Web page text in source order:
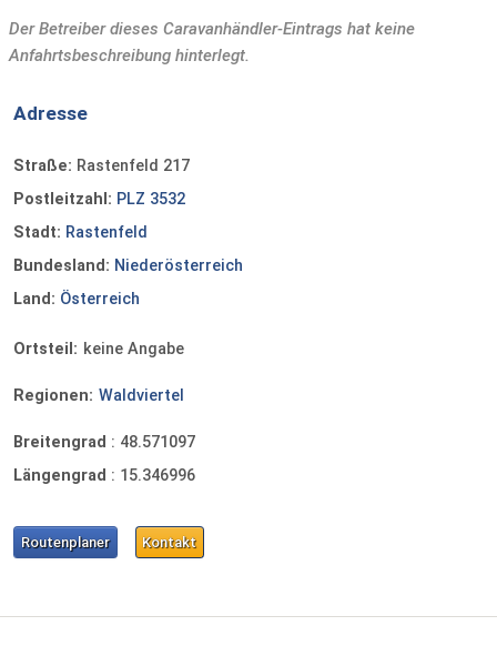
Der Betreiber dieses Caravanhändler-Eintrags hat keine
Anfahrtsbeschreibung hinterlegt.
Adresse
Straße: Rastenfeld 217
Postleitzahl: PLZ 3532
Stadt: Rastenfeld
Bundesland: Niederösterreich
Land: Österreich
Ortsteil: keine Angabe
Regionen: Waldviertel
Breitengrad : 48.571097
Längengrad : 15.346996
Routenplaner Kontakt